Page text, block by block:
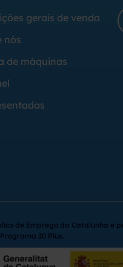
gerais de venda
nós
de máquinas
de Emprego da Catalunha e
30 Plus.